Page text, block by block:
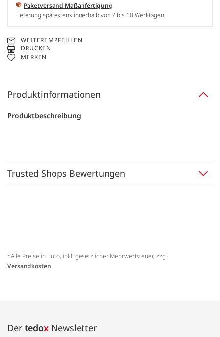
Paketversand Maßanfertigung
Lieferung spätestens innerhalb von 7 bis 10 Werktagen
WEITEREMPFEHLEN
DRUCKEN
MERKEN
Produktinformationen
Produktbeschreibung
Trusted Shops Bewertungen
*Alle Preise in Euro, inkl. gesetzlicher Mehrwertsteuer, zzgl.
Versandkosten
Der tedox Newsletter